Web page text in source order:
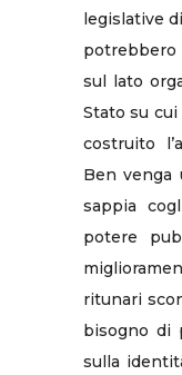
legislative
sul lato
Stato su
costruito
Ben venga
sappia
potere
ritunari
bisogno di
sulla